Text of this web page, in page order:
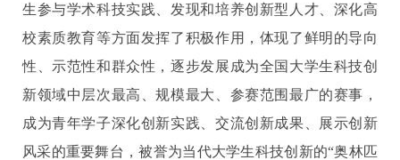
生参与学术科技实践、发现和培养创新型人才、深化高
校素质教育等方面发挥了积极作用，体现了鲜明的导向
性、示范性和群众性，逐步发展成为全国大学生科技创
新领域中层次最高、规模最大、参赛范围最广的赛事，
成为青年学子深化创新实践、交流创新成果、展示创新
风采的重要舞台，被誉为当代大学生科技创新的“奥林匹